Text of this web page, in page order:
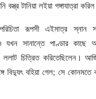
টানিয়া লইয়া গঙ্গাযাত্রা
রূপসী এইমাত্র স্নান
যখন সানান্তে পাণ্ডার কাছে
চিত্রিত করিতেছিলেন।
বিদ্যুৎ বহিয়া গেল; সে কোনমতে